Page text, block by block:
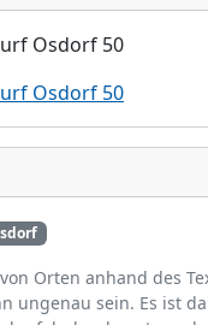
Osdorf 50
Osdorf 50
Orten anhand des
ungenau sein. Es ist